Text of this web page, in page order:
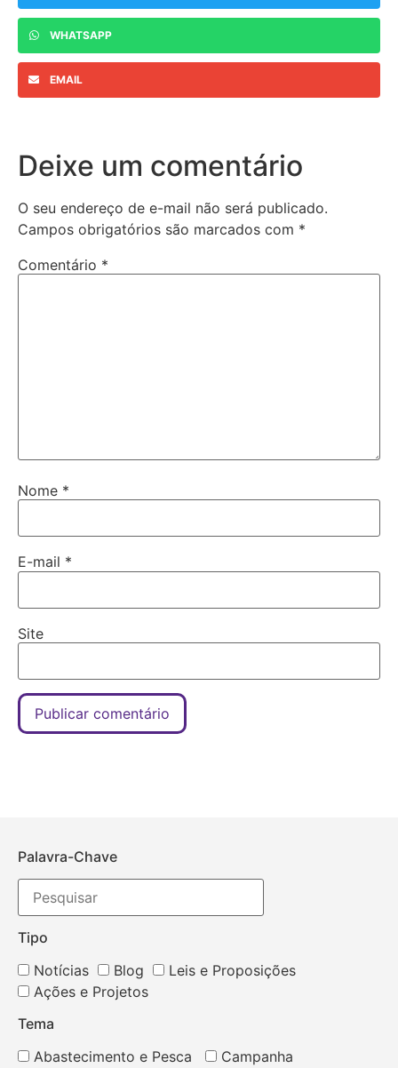
WHATSAPP
EMAIL
Deixe um comentário
O seu endereço de e-mail não será publicado.
Campos obrigatórios são marcados com *
Comentário *
Nome *
E-mail *
Site
Palavra-Chave
Tipo
Notícias
Blog
Leis e Proposições
Ações e Projetos
Tema
Abastecimento e Pesca
Campanha